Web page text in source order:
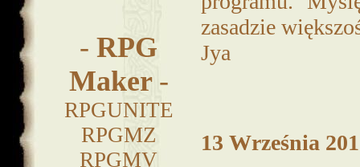
-RPG
Maker -
RPGUNITE
RPGMZ
RPGMV
zasadzie
Jya
13 Września